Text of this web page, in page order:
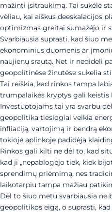
mažinti įsitraukimą. Tai sukėlė
vėliau, kai aiškus deeskalacijos
optimizmas greitai sumažėjo ir
Svarbiausia suprasti, kad šiuo
ekonominius duomenis ar
naujienų srautą. Net ir nedideli
geopolitinėse žinutėse sukelia
Tai reiškia, kad rinkos tampa
trumpalaikės kryptys gali keistis
Investuotojams tai yra svarbu
geopolitika tiesiogiai veikia
infliaciją, vartojimą ir bendrą
tokioje aplinkoje padidėja
Rinkos gali kilti ne dėl to, kad
kad ji „nepablogėjo tiek, kiek
sprendimų priėmimą, nes
laikotarpiu tampa mažiau
Dėl to šiuo metu svarbiausia ne
geopolitikos eigą, o suprasti,